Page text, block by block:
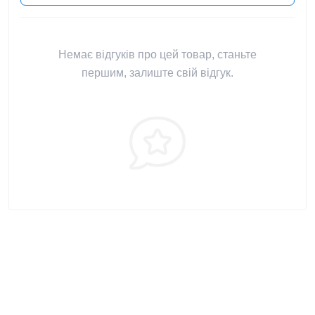
Немає відгуків про цей товар, станьте
першим, залиште свій відгук.